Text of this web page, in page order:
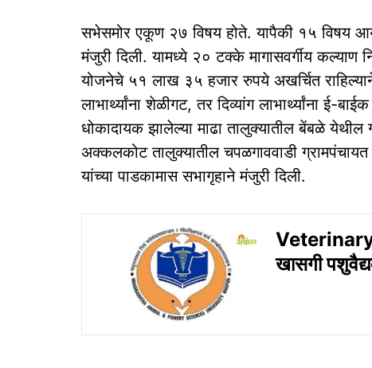
सभेसमोर एकूण २७ विषय होते. यापैकी १५ विषय
मंजुरी दिली. यामध्ये २० टक्के मागासवर्गीय
योजनेचे ५१ लाख ३५ हजार रुपये अखर्चित राहिल्याने
लाभार्थ्यांना शेळीगट, तर दिव्यांग लाभार्थ्यांना ई-
धोकादायक झालेल्या माढा तालुक्यातील बेंबळे
अक्कलकोट तालुक्यातील चपळगाववाडी
यांच्या पाडकामास सभागृहाने मंजुरी दिली.
Veterinary
खासगी